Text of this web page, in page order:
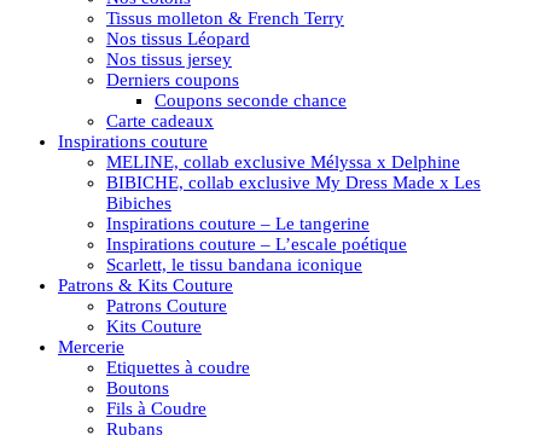
Tissus molleton & French Terry
Nos tissus Léopard
Nos tissus jersey
Derniers coupons
Coupons seconde chance
Carte cadeaux
Inspirations couture
MELINE, collab exclusive Mélyssa x Delphine
BIBICHE, collab exclusive My Dress Made x Les
Bibiches
Inspirations couture – Le tangerine
Inspirations couture – L’escale poétique
Scarlett, le tissu bandana iconique
Patrons & Kits Couture
Patrons Couture
Kits Couture
Mercerie
Etiquettes à coudre
Boutons
Fils à Coudre
Rubans